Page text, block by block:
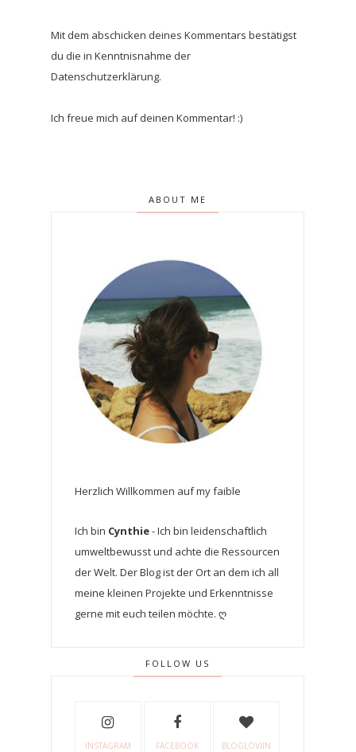
Mit dem abschicken deines Kommentars bestätigst
du die in Kenntnisnahme der
Datenschutzerklärung.
Ich freue mich auf deinen Kommentar! :)
ABOUT ME
Herzlich Willkommen auf my faible
Ich bin Cynthie- Ich bin leidenschaftlich
umweltbewusst und achte die Ressourcen
der Welt. Der Blog ist der Ort an dem ich all
meine kleinen Projekte und Erkenntnisse
gerne mit euch teilen möchte. ღ
FOLLOW US
INSTAGRAM FACEBOOK BLOGLOVIIN